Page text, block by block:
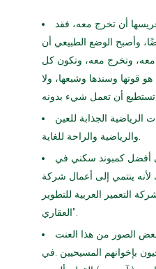
أن تخرج معه، فقد
وأصبح الوضع الطبيعي أن
وتخرج معه، وتكون كل
هو قوتها وسندها وشبعها، ولا
تستطيع أن تعمل شيء بدونه.
الرياضية الجذابة للعين
أفضل كمبوند سكني في
لأنه ينتمي إلى أعمال شركة
التعمير العربية للتطوير
العقاري”.
الصور من هذا العنت
بإخوانهم المسيحيين .في